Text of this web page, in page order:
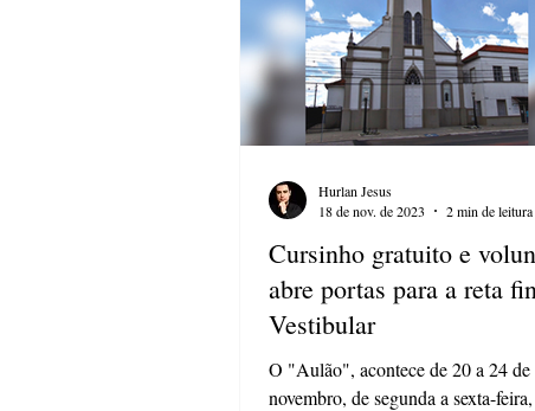
Cursinho gratuito e
abre portas para a reta
Vestibular
O "Aulão", acontece de 20 a 24 de
novembro, de segunda a sexta-feira,
Hurlan Jesus
18 de nov. de 2023
2 min de leitura